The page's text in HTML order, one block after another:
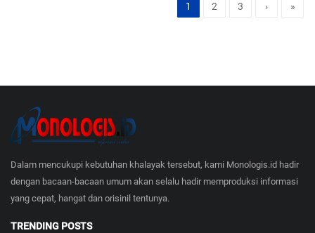
1 2 3 › »
Dalam mencukupi kebutuhan khalayak tersebut, kami Monologis.id hadir
dengan bacaan-bacaan umum akan selalu hadir memproduksi informasi
yang cepat, hangat dan orisinil tentunya.
TRENDING POSTS